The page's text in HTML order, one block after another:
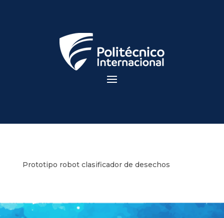
Prototipo robot clasificador de desechos